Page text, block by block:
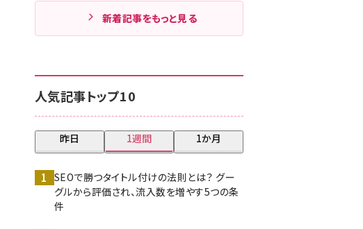
新着記事をもっと見る
人気記事トップ10
昨日 1週間 1か月
SEOで勝つタイトル付けの法則とは？ グー
グルから評価され、流入数を増やす5つの条
件